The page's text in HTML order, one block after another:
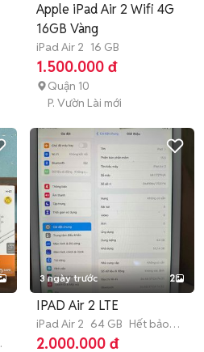
Apple iPad Air 2 Wifi 4G
16GB Vàng
iPad Air 2 16 GB
1.500.000 đ
Quận 10
P. Vườn Lài mới
3 ngày trước 2
IPAD Air 2 LTE
iPad Air 2 64 GB Hết bảo
hành
2.000.000 đ